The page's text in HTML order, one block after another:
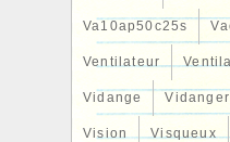
Va10ap50c25s
Ventilateur
Vidange Vidanger
Vision Visqueux